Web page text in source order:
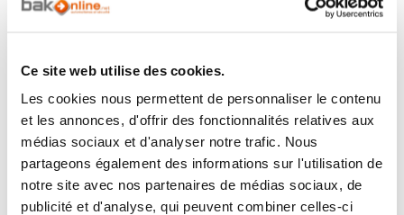
Ce site web utilise des cookies.
Les cookies nous permettent de personnaliser le contenu
et les annonces, d'offrir des fonctionnalités relatives aux
médias sociaux et d'analyser notre trafic. Nous
partageons également des informations sur l'utilisation de
notre site avec nos partenaires de médias sociaux, de
publicité et d'analyse, qui peuvent combiner celles-ci
Nos services
100% sécurisé
Livraison
SAV & Retours
Garanties